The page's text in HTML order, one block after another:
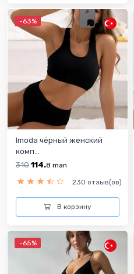
-63%
Imoda чёрный женский
комп...
310114.8 man
230 отзыв(ов)
В корзину
-65%